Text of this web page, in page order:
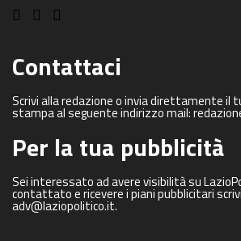
Contattaci
Scrivi alla redazione o invia direttamente il
stampa al seguente indirizzo mail:
Per la tua pubblicità
Sei interessato ad avere visibilità su
contattato e ricevere i piani pubblicitari
adv@laziopolitico.it.